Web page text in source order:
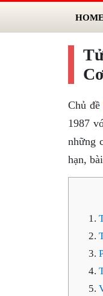
Chủ đề
1987
những
hạn,